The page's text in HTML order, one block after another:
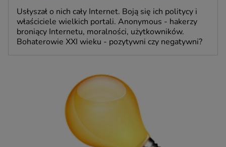
Usłyszał o nich cały Internet. Boją się ich politycy i
właściciele wielkich portali. Anonymous - hakerzy
broniący Internetu, moralności, użytkowników.
Bohaterowie XXI wieku - pozytywni czy negatywni?